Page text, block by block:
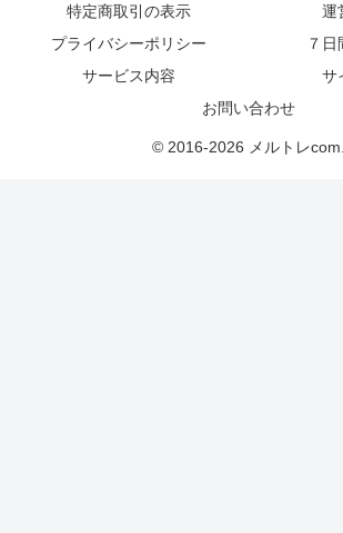
特定商取引の表示
運
プライバシーポリシー
７
サービス内容
サ
お問い合わせ
© 2016-2026 メルトレcom.